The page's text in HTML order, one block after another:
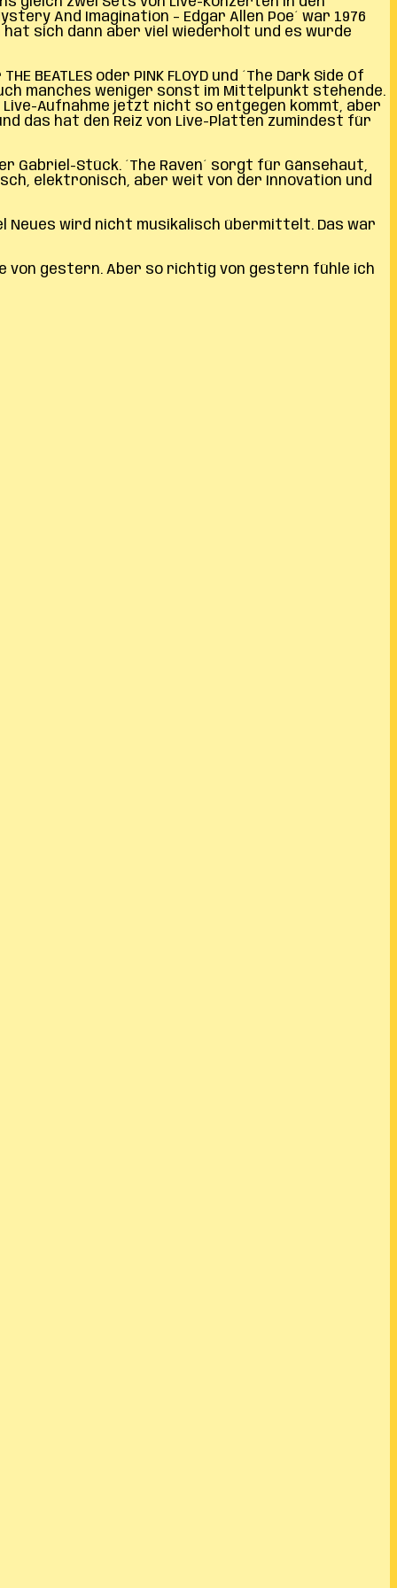
And Imagination – Edgar Allen Poe´ war 1976
sich dann aber viel wiederholt und es wurde
oder PINK FLOYD und ´The Dark Side Of
manches weniger sonst im Mittelpunkt stehende.
Aufnahme jetzt nicht so entgegen kommt, aber
das hat den Reiz von Live-Platten zumindest für
Gabriel-Stück. ´The Raven´ sorgt für Gänsehaut,
elektronisch, aber weit von der Innovation und
Neues wird nicht musikalisch übermittelt. Das war
von gestern. Aber so richtig von gestern fühle ich